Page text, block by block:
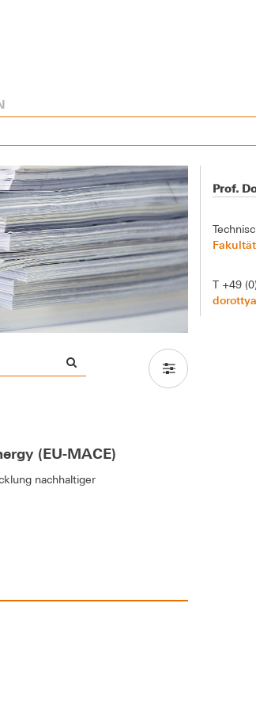
(EU-MACE)
nachhaltiger
Prof.
T +49